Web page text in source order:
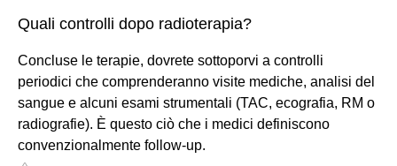
Quali controlli dopo radioterapia?
Concluse le terapie, dovrete sottoporvi a controlli
periodici che comprenderanno visite mediche, analisi del
sangue e alcuni esami strumentali (TAC, ecografia, RM o
radiografie). È questo ciò che i medici definiscono
convenzionalmente follow-up.